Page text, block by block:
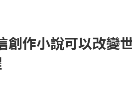
作小說可以改變